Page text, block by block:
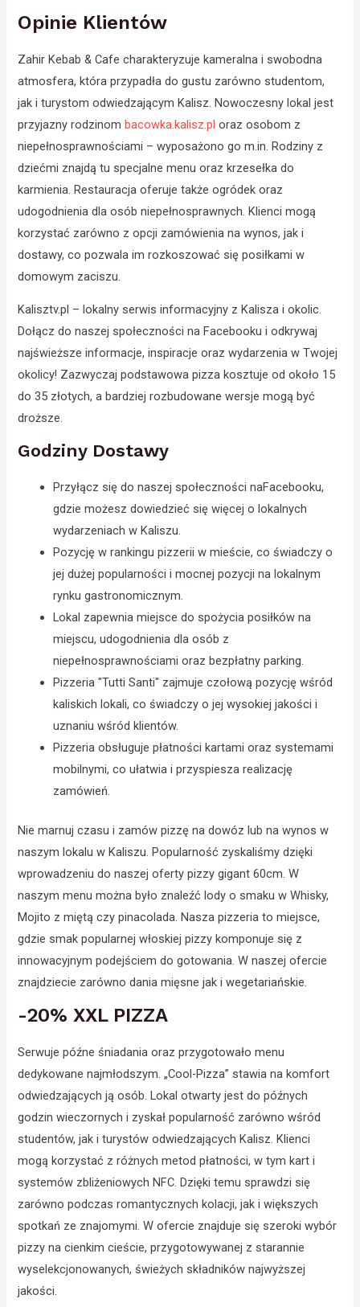
Opinie Klientów
Zahir Kebab & Cafe charakteryzuje kameralna i swobodna
atmosfera, która przypadła do gustu zarówno studentom,
jak i turystom odwiedzającym Kalisz. Nowoczesny lokal jest
przyjazny rodzinombacowka.kalisz.pl oraz osobom z
niepełnosprawnościami – wyposażono go m.in. Rodziny z
dziećmi znajdą tu specjalne menu oraz krzesełka do
karmienia. Restauracja oferuje także ogródek oraz
udogodnienia dla osób niepełnosprawnych. Klienci mogą
korzystać zarówno z opcji zamówienia na wynos, jak i
dostawy, co pozwala im rozkoszować się posiłkami w
domowym zaciszu.
Kalisztv.pl – lokalny serwis informacyjny z Kalisza i okolic.
Dołącz do naszej społeczności na Facebooku i odkrywaj
najświeższe informacje, inspiracje oraz wydarzenia w Twojej
okolicy! Zazwyczaj podstawowa pizza kosztuje od około 15
do 35 złotych, a bardziej rozbudowane wersje mogą być
droższe.
Godziny Dostawy
Przyłącz się do naszej społeczności naFacebooku,
gdzie możesz dowiedzieć się więcej o lokalnych
wydarzeniach w Kaliszu.
Pozycję w rankingu pizzerii w mieście, co świadczy o
jej dużej popularności i mocnej pozycji na lokalnym
rynku gastronomicznym.
Lokal zapewnia miejsce do spożycia posiłków na
miejscu, udogodnienia dla osób z
niepełnosprawnościami oraz bezpłatny parking.
Pizzeria "Tutti Santi" zajmuje czołową pozycję wśród
kaliskich lokali, co świadczy o jej wysokiej jakości i
uznaniu wśród klientów.
Pizzeria obsługuje płatności kartami oraz systemami
mobilnymi, co ułatwia i przyspiesza realizację
zamówień.
Nie marnuj czasu i zamów pizzę na dowóz lub na wynos w
naszym lokalu w Kaliszu. Popularność zyskaliśmy dzięki
wprowadzeniu do naszej oferty pizzy gigant 60cm. W
naszym menu można było znaleźć lody o smaku w Whisky,
Mojito z miętą czy pinacolada. Nasza pizzeria to miejsce,
gdzie smak popularnej włoskiej pizzy komponuje się z
innowacyjnym podejściem do gotowania. W naszej ofercie
znajdziecie zarówno dania mięsne jak i wegetariańskie.
-20% XXL PIZZA
Serwuje późne śniadania oraz przygotowało menu
dedykowane najmłodszym. „Cool-Pizza” stawia na komfort
odwiedzających ją osób. Lokal otwarty jest do późnych
godzin wieczornych i zyskał popularność zarówno wśród
studentów, jak i turystów odwiedzających Kalisz. Klienci
mogą korzystać z różnych metod płatności, w tym kart i
systemów zbliżeniowych NFC. Dzięki temu sprawdzi się
zarówno podczas romantycznych kolacji, jak i większych
spotkań ze znajomymi. W ofercie znajduje się szeroki wybór
pizzy na cienkim cieście, przygotowywanej z starannie
wyselekcjonowanych, świeżych składników najwyższej
jakości.